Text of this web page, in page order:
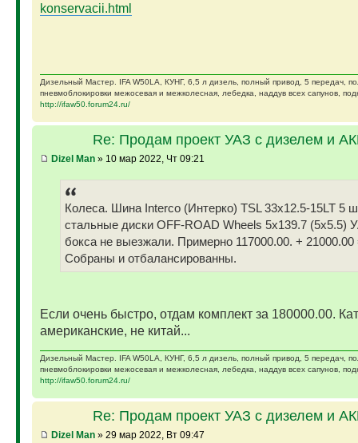
konservacii.html
Дизельный Мастер. IFA W50LA, КУНГ, 6,5 л дизель, полный привод, 5 передач,
пневмоблокировки межосевая и межколесная, лебедка, наддув всех сапунов,
http://ifaw50.forum24.ru/
Re: Продам проект УАЗ с дизелем и
Dizel Man» 10 мар 2022, Чт 09:21
Колеса. Шина Interco (Интерко) TSL 33x12.5-15LT 5
стальные диски OFF-ROAD Wheels 5x139.7 (5x5.5)
бокса не выезжали. Примерно 117000.00. + 21000.00
Собраны и отбалансированны.
Если очень быстро, отдам комплект за 180000.00.
американские, не китай...
Дизельный Мастер. IFA W50LA, КУНГ, 6,5 л дизель, полный привод, 5 передач,
пневмоблокировки межосевая и межколесная, лебедка, наддув всех сапунов,
http://ifaw50.forum24.ru/
Re: Продам проект УАЗ с дизелем и
Dizel Man» 29 мар 2022, Вт 09:47